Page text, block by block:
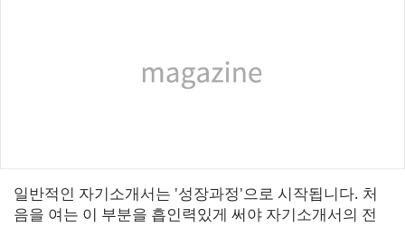
일반적인 자기소개서는 ′성장과정′으로 시작됩니다. 처
음을 여는 이 부분을 흡인력있게 써야 자기소개서의 전